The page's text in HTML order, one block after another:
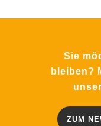
Sie
bleiben?
ZUM